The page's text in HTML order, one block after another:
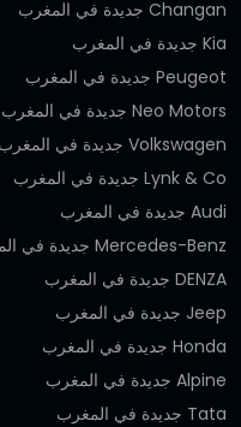
Changan جديدة في المغرب
Kia جديدة في المغرب
Peugeot جديدة في المغرب
Neo Motors جديدة في المغرب
Volkswagen جديدة في المغرب
Lynk & Co جديدة في المغرب
Audi جديدة في المغرب
Mercedes-Benz جديدة في المغرب
DENZA جديدة في المغرب
Jeep جديدة في المغرب
Honda جديدة في المغرب
Alpine جديدة في المغرب
Tata جديدة في المغرب